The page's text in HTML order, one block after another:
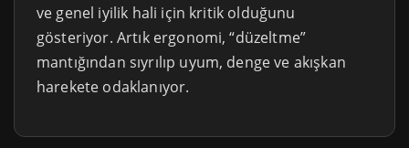
ve genel iyilik hali için kritik olduğunu
gösteriyor. Artık ergonomi, “düzeltme”
mantığından sıyrılıp uyum, denge ve akışkan
harekete odaklanıyor.